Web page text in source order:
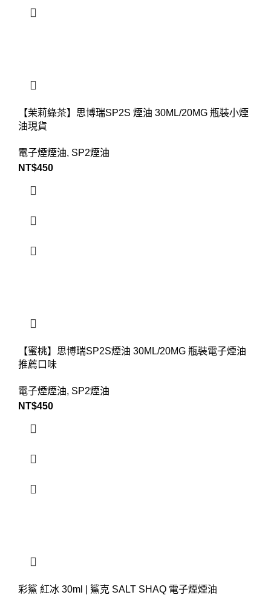
【茉莉綠茶】思博瑞SP2S 煙油 30ML/20MG 瓶裝小煙
油現貨
電子煙煙油, SP2煙油
NT$450
【蜜桃】思博瑞SP2S煙油 30ML/20MG 瓶裝電子煙油
推薦口味
電子煙煙油, SP2煙油
NT$450
彩鯊 紅冰 30ml | 鯊克 SALT SHAQ 電子煙煙油